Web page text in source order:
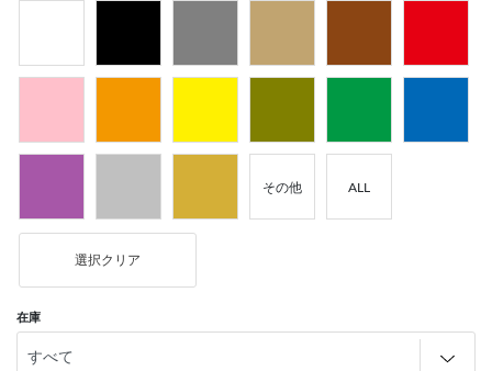
その他 ALL
選択クリア
在庫